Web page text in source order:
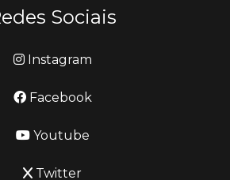
Sociais
Instagram
Facebook
Youtube
Twitter